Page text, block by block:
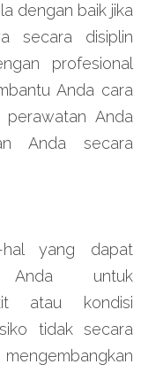
dengan baik jika
secara disiplin
profesional
Anda cara
Anda
Anda secara
yang dapat
Anda untuk
atau kondisi
tidak secara